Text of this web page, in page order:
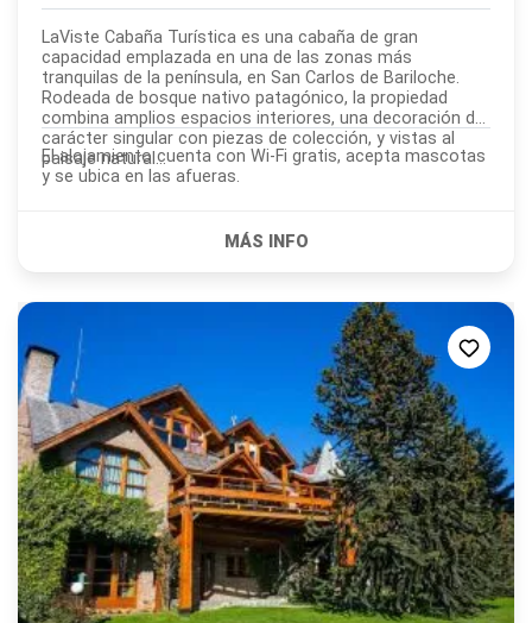
LaViste Cabaña Turística es una cabaña de gran
capacidad emplazada en una de las zonas más
tranquilas de la península, en San Carlos de Bariloche.
Rodeada de bosque nativo patagónico, la propiedad
combina amplios espacios interiores, una decoración de
carácter singular con piezas de colección, y vistas al
paisaje natural...
El alojamiento cuenta con Wi-Fi gratis, acepta mascotas
y se ubica en las afueras.